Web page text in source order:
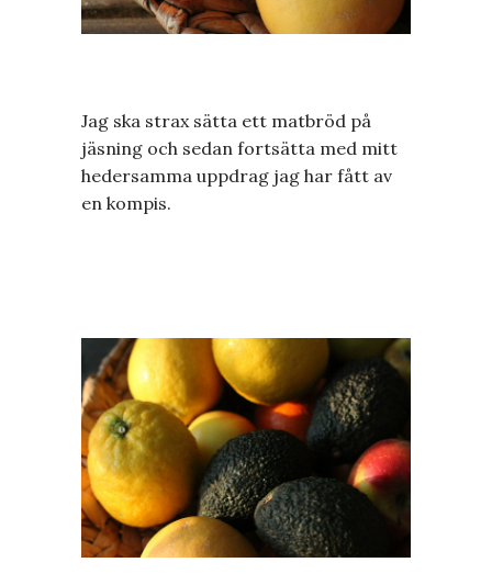
Jag ska strax sätta ett matbröd på
jäsning och sedan fortsätta med mitt
hedersamma uppdrag jag har fått av
en kompis.